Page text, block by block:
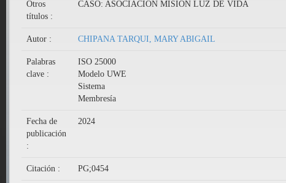
Otros
títulos :
CASO: ASOCIACIÓN MISIÓN LUZ DE VIDA
Autor : CHIPANA TARQUI, MARY ABIGAIL
Palabras
clave :
ISO 25000
Modelo UWE
Sistema
Membresía
Fecha de
publicación
:
2024
Citación : PG;0454